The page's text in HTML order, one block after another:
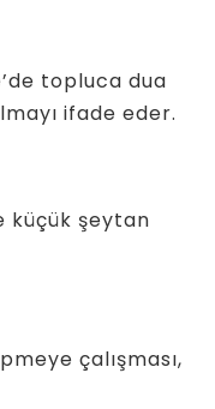
topluca dua
ifade eder.
küçük şeytan
çalışması,